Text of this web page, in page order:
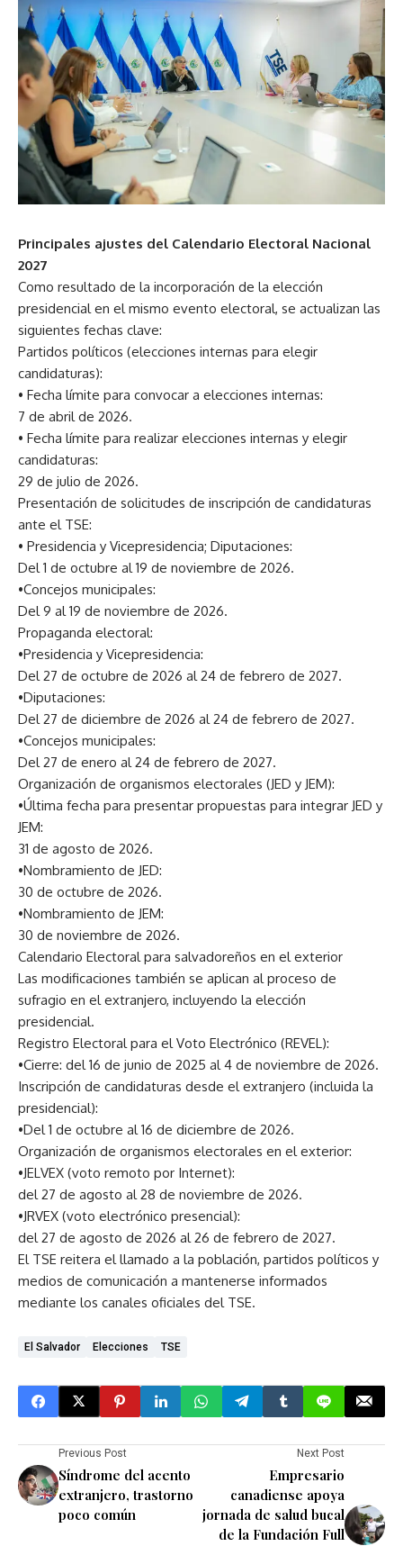
Principales ajustes del Calendario Electoral Nacional
2027
Como resultado de la incorporación de la elección
presidencial en el mismo evento electoral, se actualizan las
siguientes fechas clave:
Partidos políticos (elecciones internas para elegir
candidaturas):
• Fecha límite para convocar a elecciones internas:
7 de abril de 2026.
• Fecha límite para realizar elecciones internas y elegir
candidaturas:
29 de julio de 2026.
Presentación de solicitudes de inscripción de candidaturas
ante el TSE:
• Presidencia y Vicepresidencia; Diputaciones:
Del 1 de octubre al 19 de noviembre de 2026.
•Concejos municipales:
Del 9 al 19 de noviembre de 2026.
Propaganda electoral:
•Presidencia y Vicepresidencia:
Del 27 de octubre de 2026 al 24 de febrero de 2027.
•Diputaciones:
Del 27 de diciembre de 2026 al 24 de febrero de 2027.
•Concejos municipales:
Del 27 de enero al 24 de febrero de 2027.
Organización de organismos electorales (JED y JEM):
•Última fecha para presentar propuestas para integrar JED y
JEM:
31 de agosto de 2026.
•Nombramiento de JED:
30 de octubre de 2026.
•Nombramiento de JEM:
30 de noviembre de 2026.
Calendario Electoral para salvadoreños en el exterior
Las modificaciones también se aplican al proceso de
sufragio en el extranjero, incluyendo la elección
presidencial.
Registro Electoral para el Voto Electrónico (REVEL):
•Cierre: del 16 de junio de 2025 al 4 de noviembre de 2026.
Inscripción de candidaturas desde el extranjero (incluida la
presidencial):
•Del 1 de octubre al 16 de diciembre de 2026.
Organización de organismos electorales en el exterior:
•JELVEX (voto remoto por Internet):
del 27 de agosto al 28 de noviembre de 2026.
•JRVEX (voto electrónico presencial):
del 27 de agosto de 2026 al 26 de febrero de 2027.
El TSE reitera el llamado a la población, partidos políticos y
medios de comunicación a mantenerse informados
mediante los canales oficiales del TSE.
El Salvador Elecciones TSE
Previous Post
Síndrome del acento
extranjero, trastorno
poco común
Next Post
Empresario
canadiense apoya
jornada de salud bucal
de la Fundación Full